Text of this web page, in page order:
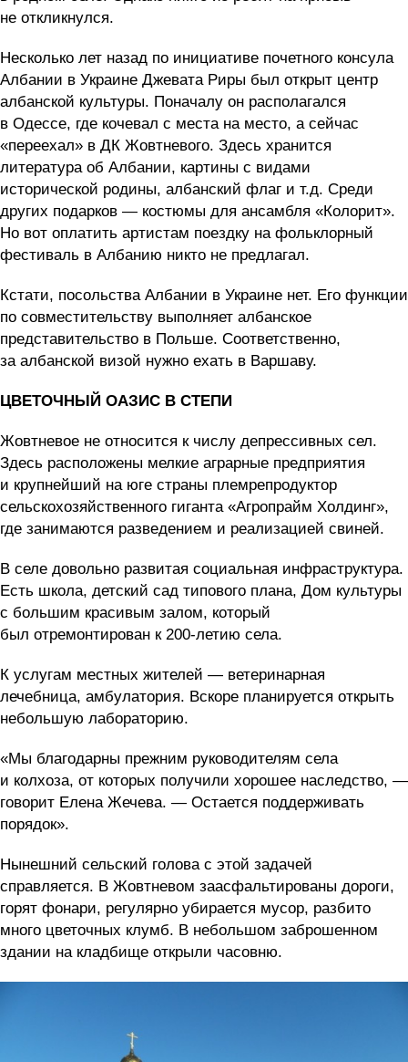
не откликнулся.
Несколько лет назад по инициативе почетного консула
Албании в Украине Джевата Риры был открыт центр
албанской культуры. Поначалу он располагался
в Одессе, где кочевал с места на место, а сейчас
«переехал» в ДК Жовтневого. Здесь хранится
литература об Албании, картины с видами
исторической родины, албанский флаг и т.д. Среди
других подарков — костюмы для ансамбля «Колорит».
Но вот оплатить артистам поездку на фольклорный
фестиваль в Албанию никто не предлагал.
Кстати, посольства Албании в Украине нет. Его функции
по совместительству выполняет албанское
представительство в Польше. Соответственно,
за албанской визой нужно ехать в Варшаву.
ЦВЕТОЧНЫЙ ОАЗИС В СТЕПИ
Жовтневое не относится к числу депрессивных сел.
Здесь расположены мелкие аграрные предприятия
и крупнейший на юге страны племрепродуктор
сельскохозяйственного гиганта «Агропрайм Холдинг»,
где занимаются разведением и реализацией свиней.
В селе довольно развитая социальная инфраструктура.
Есть школа, детский сад типового плана, Дом культуры
с большим красивым залом, который
был отремонтирован к 200-летию села.
К услугам местных жителей — ветеринарная
лечебница, амбулатория. Вскоре планируется открыть
небольшую лабораторию.
«Мы благодарны прежним руководителям села
и колхоза, от которых получили хорошее наследство, —
говорит Елена Жечева. — Остается поддерживать
порядок».
Нынешний сельский голова с этой задачей
справляется. В Жовтневом заасфальтированы дороги,
горят фонари, регулярно убирается мусор, разбито
много цветочных клумб. В небольшом заброшенном
здании на кладбище открыли часовню.